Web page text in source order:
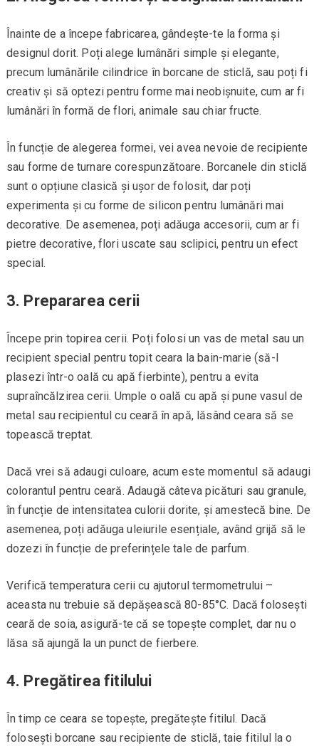
Înainte de a începe fabricarea, gândește-te la forma și
designul dorit. Poți alege lumânări simple și elegante,
precum lumânările cilindrice în borcane de sticlă, sau poți fi
creativ și să optezi pentru forme mai neobișnuite, cum ar fi
lumânări în formă de flori, animale sau chiar fructe.
În funcție de alegerea formei, vei avea nevoie de recipiente
sau forme de turnare corespunzătoare. Borcanele din sticlă
sunt o opțiune clasică și ușor de folosit, dar poți
experimenta și cu forme de silicon pentru lumânări mai
decorative. De asemenea, poți adăuga accesorii, cum ar fi
pietre decorative, flori uscate sau sclipici, pentru un efect
special.
3. Prepararea cerii
Începe prin topirea cerii. Poți folosi un vas de metal sau un
recipient special pentru topit ceara la bain-marie (să-l
plasezi într-o oală cu apă fierbinte), pentru a evita
supraîncălzirea cerii. Umple o oală cu apă și pune vasul de
metal sau recipientul cu ceară în apă, lăsând ceara să se
topească treptat.
Dacă vrei să adaugi culoare, acum este momentul să adaugi
colorantul pentru ceară. Adaugă câteva picături sau granule,
în funcție de intensitatea culorii dorite, și amestecă bine. De
asemenea, poți adăuga uleiurile esențiale, având grijă să le
dozezi în funcție de preferințele tale de parfum.
Verifică temperatura cerii cu ajutorul termometrului –
aceasta nu trebuie să depășească 80-85°C. Dacă folosești
ceară de soia, asigură-te că se topește complet, dar nu o
lăsa să ajungă la un punct de fierbere.
4. Pregătirea fitilului
În timp ce ceara se topește, pregătește fitilul. Dacă
folosești borcane sau recipiente de sticlă, taie fitilul la o